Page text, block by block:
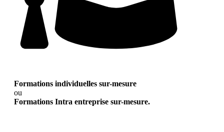
Formations individuelles sur-mesure
ou
Formations Intra entreprise sur-mesure.